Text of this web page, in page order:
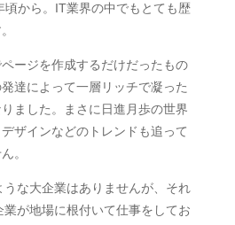
頃から。IT業界の中でもとても歴
ージを作成するだけだったもの
達によって一層リッチで凝った
ました。まさに日進月歩の世界
ザインなどのトレンドも追って
。
な大企業はありませんが、それ
が地場に根付いて仕事をしてお